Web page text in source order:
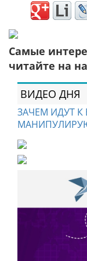
Самые
читайте на
ВИДЕО ДНЯ
ЗАЧЕМ ИДУТ